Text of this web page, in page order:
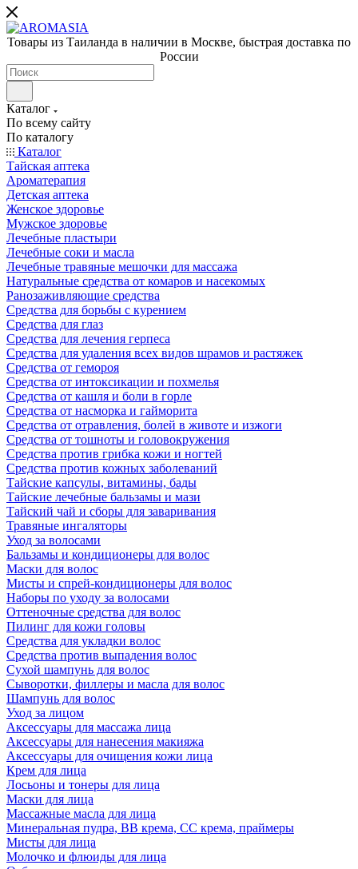
Товары из Таиланда в наличии в Москве, быстрая доставка по
России
Каталог
По всему сайту
По каталогу
Каталог
Тайская аптека
Ароматерапия
Детская аптека
Женское здоровье
Мужское здоровье
Лечебные пластыри
Лечебные соки и масла
Лечебные травяные мешочки для массажа
Натуральные средства от комаров и насекомых
Ранозаживляющие средства
Средства для борьбы с курением
Средства для глаз
Средства для лечения герпеса
Средства для удаления всех видов шрамов и растяжек
Средства от гемороя
Средства от интоксикации и похмелья
Средства от кашля и боли в горле
Средства от насморка и гайморита
Средства от отравления, болей в животе и изжоги
Средства от тошноты и головокружения
Средства против грибка кожи и ногтей
Средства против кожных заболеваний
Тайские капсулы, витамины, бады
Тайские лечебные бальзамы и мази
Тайский чай и сборы для заваривания
Травяные ингаляторы
Уход за волосами
Бальзамы и кондиционеры для волос
Маски для волос
Мисты и спрей-кондиционеры для волос
Наборы по уходу за волосами
Оттеночные средства для волос
Пилинг для кожи головы
Средства для укладки волос
Средства против выпадения волос
Сухой шампунь для волос
Сыворотки, филлеры и масла для волос
Шампунь для волос
Уход за лицом
Аксессуары для массажа лица
Аксессуары для нанесения макияжа
Аксессуары для очищения кожи лица
Крем для лица
Лосьоны и тонеры для лица
Маски для лица
Массажные масла для лица
Минеральная пудра, BB крема, СС крема, праймеры
Мисты для лица
Молочко и флюиды для лица